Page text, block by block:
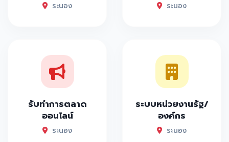
ระนอง ระนอง
รับทำการตลาด
ออนไลน์
ระนอง
ระบบหน่วยงานรัฐ/
องค์กร
ระนอง